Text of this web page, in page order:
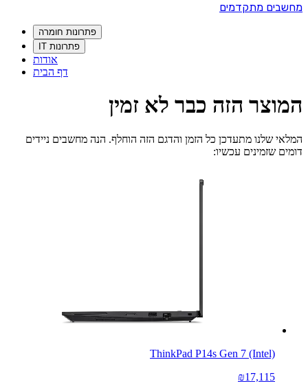
מחשבים מתקדמים
פתרונות חומרה
פתרונות IT
אודות
דף הבית
המוצר הזה כבר לא זמין
המלאי שלנו מתעדכן כל הזמן והדגם הזה הוחלף. הנה מחשבים ניידים
דומים שזמינים עכשיו:
ThinkPad P14s Gen 7 (Intel)
₪17,115